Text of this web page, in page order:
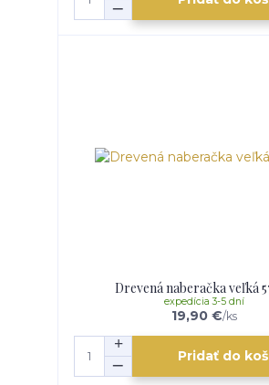
Drevená naberačka veľká
19,90 €/ks
expedícia 3-5 dní
Pridať do